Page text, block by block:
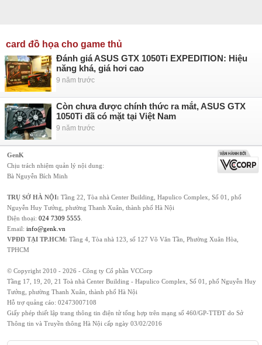
card đồ họa cho game thủ
Đánh giá ASUS GTX 1050Ti EXPEDITION: Hiệu
năng khá, giá hơi cao
9 năm trước
Còn chưa được chính thức ra mắt, ASUS GTX
1050Ti đã có mặt tại Việt Nam
9 năm trước
GenK
Chịu trách nhiệm quản lý nội dung:
Bà Nguyễn Bích Minh
TRỤ SỞ HÀ NỘI: Tầng 22, Tòa nhà Center Building, Hapulico Complex, Số 01, phố
Nguyễn Huy Tưởng, phường Thanh Xuân, thành phố Hà Nội
Điện thoại: 024 7309 5555
Email: info@genk.vn
VPĐD TẠI TP.HCM: Tầng 4, Tòa nhà 123, số 127 Võ Văn Tần, Phường Xuân Hòa,
TPHCM
© Copyright 2010 - 2026 - Công ty Cổ phần VCCorp
Tầng 17, 19, 20, 21 Toà nhà Center Building - Hapulico Complex, Số 01, phố Nguyễn Huy
Tưởng, phường Thanh Xuân, thành phố Hà Nội
Hỗ trợ quảng cáo: 02473007108
Giấy phép thiết lập trang thông tin điện tử tổng hợp trên mạng số 460/GP-TTĐT do Sở
Thông tin và Truyền thông Hà Nội cấp ngày 03/02/2016